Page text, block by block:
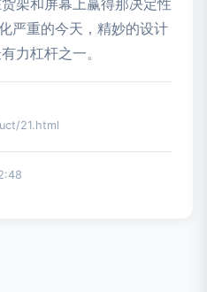
架和屏幕上赢得那决定性
严重的今天，精妙的设计
力杠杆之一。
21.html